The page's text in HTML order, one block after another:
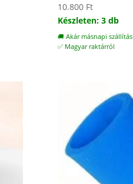
Értékelés:
5.00
/ 5
10.800 Ft
Készleten: 3 db
🚚 Akár másnapi szállítás
✅ Magyar raktárról